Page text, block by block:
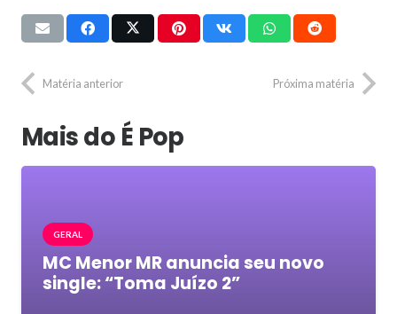
Matéria anterior Próxima matéria
Mais do É Pop
GERAL
MC Menor MR anuncia seu novo
single: “Toma Juízo 2”